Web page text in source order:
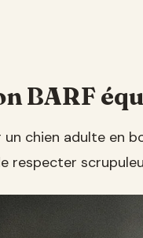
BARF
chien adulte en
respecter